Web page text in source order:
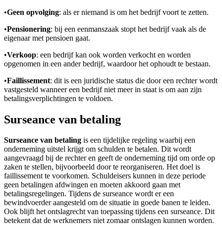
•Geen opvolging: als er niemand is om het bedrijf voort te zetten.
•Pensionering: bij een eenmanszaak stopt het bedrijf vaak als de
eigenaar met pensioen gaat.
•Verkoop: een bedrijf kan ook worden verkocht en worden
opgenomen in een ander bedrijf, waardoor het ophoudt te bestaan.
•Faillissement: dit is een juridische status die door een rechter wordt
vastgesteld wanneer een bedrijf niet meer in staat is om aan zijn
betalingsverplichtingen te voldoen.
Surseance van betaling
Surseance van betaling is een tijdelijke regeling waarbij een
onderneming uitstel krijgt om schulden te betalen. Dit wordt
aangevraagd bij de rechter en geeft de onderneming tijd om orde op
zaken te stellen, bijvoorbeeld door te reorganiseren. Het doel is
faillissement te voorkomen. Schuldeisers kunnen in deze periode
geen betalingen afdwingen en moeten akkoord gaan met
betalingsregelingen. Tijdens de surseance wordt er een
bewindvoerder aangesteld om de situatie in goede banen te leiden.
Ook blijft het ontslagrecht van toepassing tijdens een surseance. Dit
betekent dat de werknemers niet zomaar ontslagen kunnen worden.